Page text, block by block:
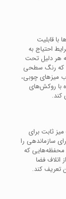
با قابلیت
احتیاج به
هر دلیل تحت
که رنگ سطحی
میزهای چوبی،
با روکش‌های
کند.
ثابت برای
سازماندهی را
محفظه‌هایی که
اتلاف فضا
تعریف کند.